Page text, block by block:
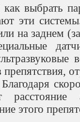
выбрать
эти
на заднем
этого